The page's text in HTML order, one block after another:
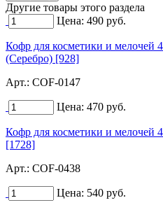
Другие товары этого раздела
Цена: 490 руб.
Кофр для косметики и мелочей
(Серебро) [928]
Арт.: COF-0147
Цена: 470 руб.
Кофр для косметики и мелочей
[1728]
Арт.: COF-0438
Цена: 540 руб.